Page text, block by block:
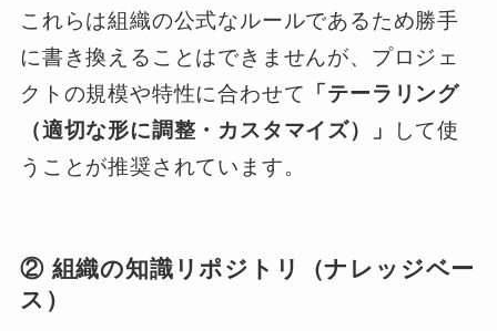
これらは組織の公式なルールであるため勝手
に書き換えることはできませんが、プロジェ
クトの規模や特性に合わせて
「テーラリング
（適切な形に調整・カスタマイズ）」
して使
うことが推奨されています。
② 組織の知識リポジトリ（ナレッジベー
ス）